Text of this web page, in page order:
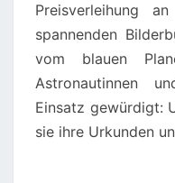
Preisverleihung
spannenden
vom blauen
Astronautinnen
Einsatz gewürdigt:
sie ihre Urkunden